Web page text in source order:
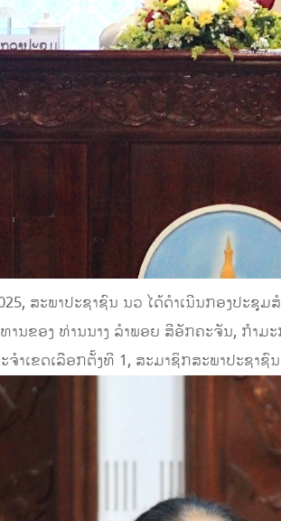
, ສະພາປະຊາຊົນ ນວ ໄດ້ດໍາເນີນກອງປະຊຸ
ານຂອງ ທ່ານນາງ ລຳພອຍ ສີອັກຄະຈັນ, ກໍາມ
າເຂດເລືອກຕັ້ງທີ 1, ສະມາຊິກສະພາປະຊາຊົ